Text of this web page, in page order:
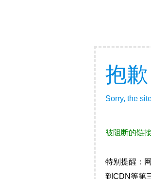
抱
Sorry, the
被阻断的链接
特别提醒：
到CDN等第